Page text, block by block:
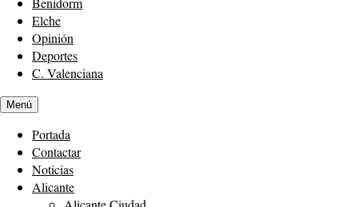
Elche
Opinión
Deportes
C. Valenciana
Menú
Portada
Contactar
Noticias
Alicante